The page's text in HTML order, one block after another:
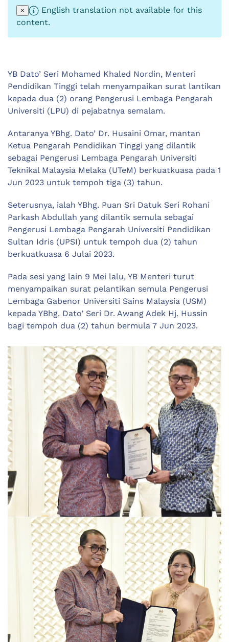
×
English translation not available for this
content.
YB Dato’ Seri Mohamed Khaled Nordin, Menteri
Pendidikan Tinggi telah menyampaikan surat lantikan
kepada dua (2) orang Pengerusi Lembaga Pengarah
Universiti (LPU) di pejabatnya semalam.
Antaranya YBhg. Dato’ Dr. Husaini Omar, mantan
Ketua Pengarah Pendidikan Tinggi yang dilantik
sebagai Pengerusi Lembaga Pengarah Universiti
Teknikal Malaysia Melaka (UTeM) berkuatkuasa pada 1
Jun 2023 untuk tempoh tiga (3) tahun.
Seterusnya, ialah YBhg. Puan Sri Datuk Seri Rohani
Parkash Abdullah yang dilantik semula sebagai
Pengerusi Lembaga Pengarah Universiti Pendidikan
Sultan Idris (UPSI) untuk tempoh dua (2) tahun
berkuatkuasa 6 Julai 2023.
Pada sesi yang lain 9 Mei lalu, YB Menteri turut
menyampaikan surat pelantikan semula Pengerusi
Lembaga Gabenor Universiti Sains Malaysia (USM)
kepada YBhg. Dato’ Seri Dr. Awang Adek Hj. Hussin
bagi tempoh dua (2) tahun bermula 7 Jun 2023.